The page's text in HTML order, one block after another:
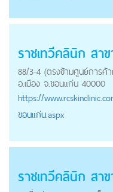
ราชเทวีคลินิก สา
88/3-4 (ตรงข้ามศูนย์การค้
อ.เมือง จ.ขอนแก่น 40000
https://
ขอนแก่น.aspx
ราชเทวีคลินิก สา